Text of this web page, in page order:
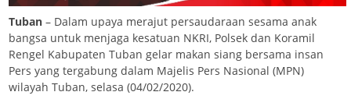
Tuban – Dalam upaya merajut persaudaraan sesama anak
bangsa untuk menjaga kesatuan NKRI, Polsek dan Koramil
Rengel Kabupaten Tuban gelar makan siang bersama insan
Pers yang tergabung dalam Majelis Pers Nasional (MPN)
wilayah Tuban, selasa (04/02/2020).